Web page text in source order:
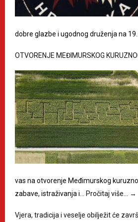
dobre glazbe i ugodnog druženja na
OTVORENJE MEĐIMURSKOG
vas na otvorenje Međimurskog
zabave, istraživanja i… Pročitaj više… →
Vjera, tradicija i veselje obilježit će